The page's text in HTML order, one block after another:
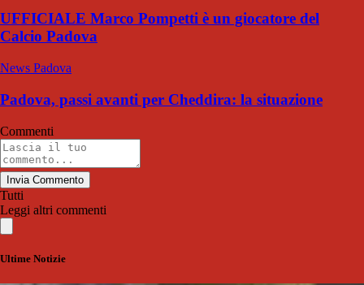
UFFICIALE Marco Pompetti è un giocatore del
Calcio Padova
News Padova
Padova, passi avanti per Cheddira: la situazione
Commenti
Invia Commento
Tutti
Leggi altri commenti
Ultime Notizie